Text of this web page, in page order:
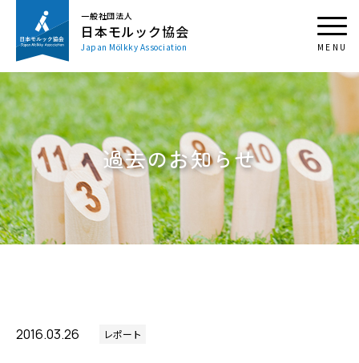
一般社団法人
日本モルック協会
Japan Mölkky Association
過去のお知らせ
2016.03.26 レポート